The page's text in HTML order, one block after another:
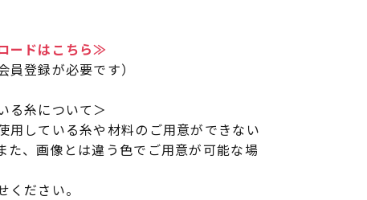
ードはこちら≫
員登録が必要です）
る糸について＞
用している糸や材料のご用意ができない
た、画像とは違う色でご用意が可能な場
ださい。